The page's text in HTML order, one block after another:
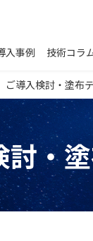
入事例 技術コラ
ご導入検討・塗布
討・